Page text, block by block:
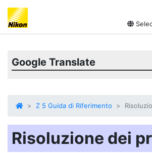
Google Translate
Z 5 Guida di Riferimento
Risoluzione dei